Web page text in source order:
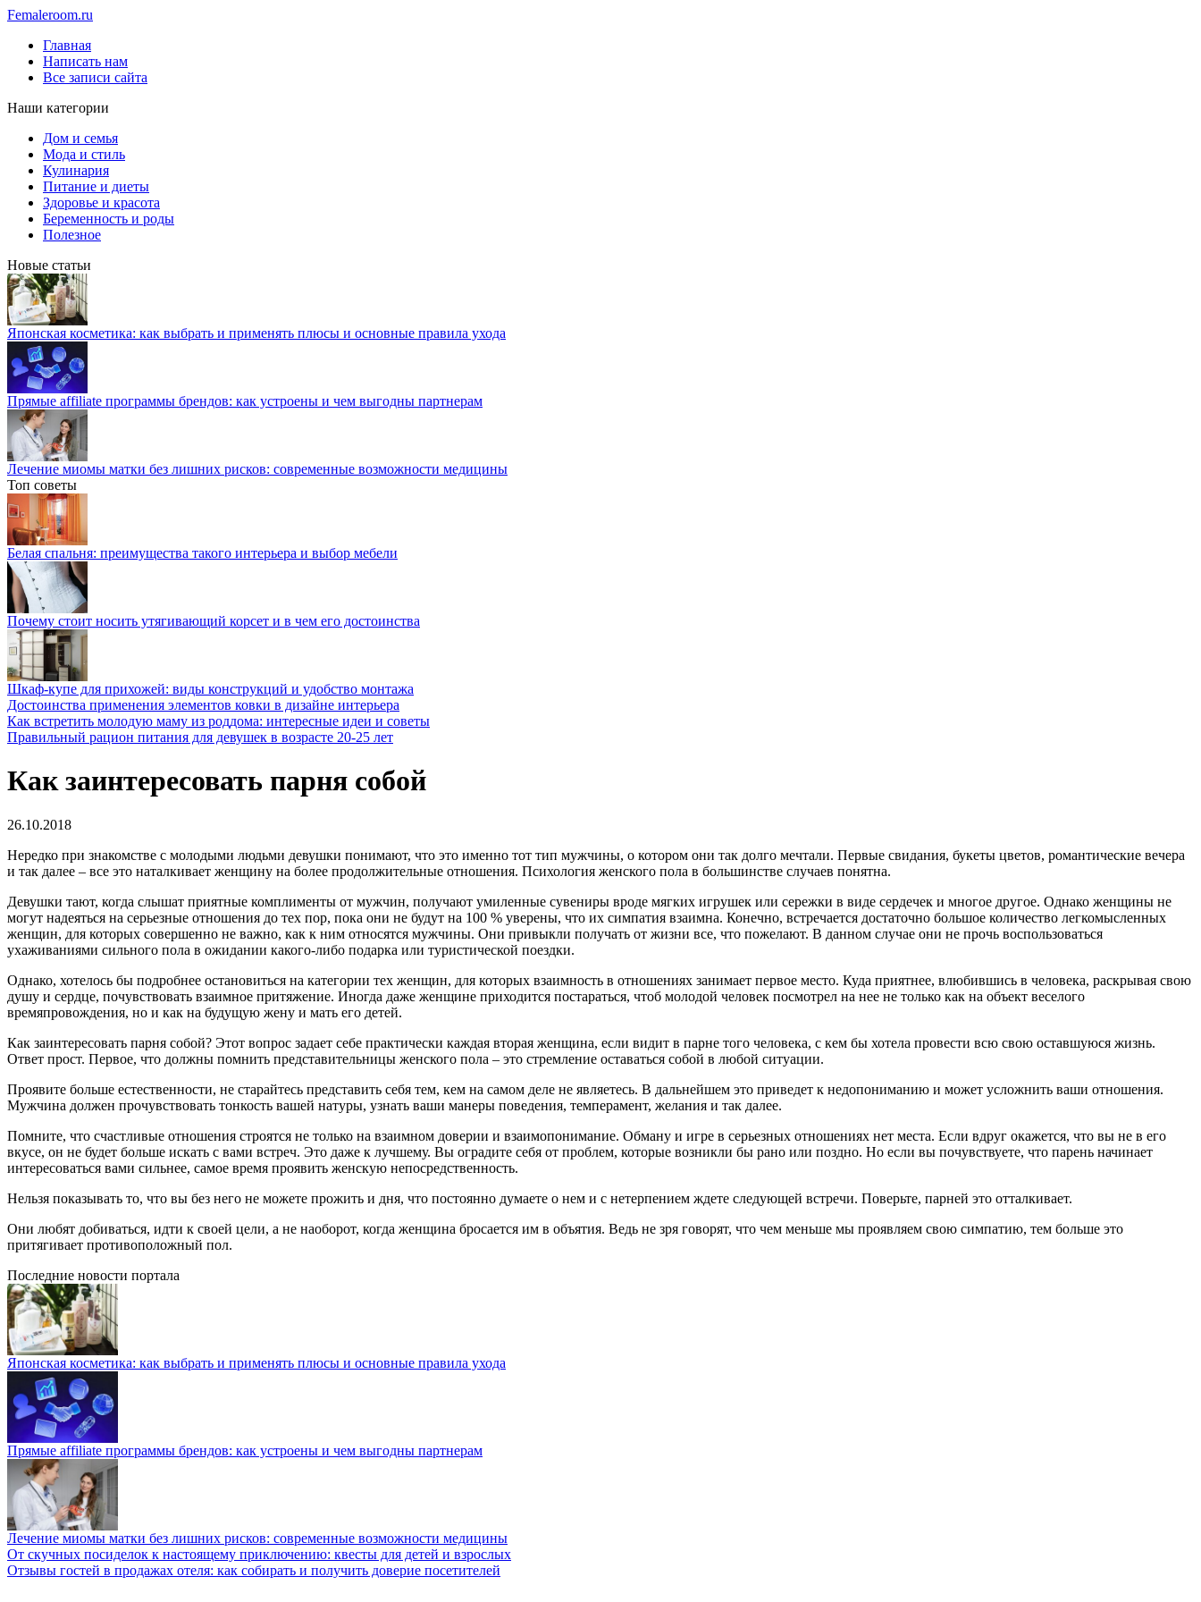
Femaleroom.ru
Главная
Написать нам
Все записи сайта
Наши категории
Дом и семья
Мода и стиль
Кулинария
Питание и диеты
Здоровье и красота
Беременность и роды
Полезное
Новые статьи
Японская косметика: как выбрать и применять плюсы и основные правила ухода
Прямые affiliate программы брендов: как устроены и чем выгодны партнерам
Лечение миомы матки без лишних рисков: современные возможности медицины
Топ советы
Белая спальня: преимущества такого интерьера и выбор мебели
Почему стоит носить утягивающий корсет и в чем его достоинства
Шкаф-купе для прихожей: виды конструкций и удобство монтажа
Достоинства применения элементов ковки в дизайне интерьера
Как встретить молодую маму из роддома: интересные идеи и советы
Правильный рацион питания для девушек в возрасте 20-25 лет
Как заинтересовать парня собой
26.10.2018
Нередко при знакомстве с молодыми людьми девушки понимают, что это именно тот тип мужчины, о котором они так долго мечтали. Первые свидания, букеты цветов, романтические вечера
и так далее – все это наталкивает женщину на более продолжительные отношения. Психология женского пола в большинстве случаев понятна.
Девушки тают, когда слышат приятные комплименты от мужчин, получают умиленные сувениры вроде мягких игрушек или сережки в виде сердечек и многое другое. Однако женщины не
могут надеяться на серьезные отношения до тех пор, пока они не будут на 100 % уверены, что их симпатия взаимна. Конечно, встречается достаточно большое количество легкомысленных
женщин, для которых совершенно не важно, как к ним относятся мужчины. Они привыкли получать от жизни все, что пожелают. В данном случае они не прочь воспользоваться
ухаживаниями сильного пола в ожидании какого-либо подарка или туристической поездки.
Однако, хотелось бы подробнее остановиться на категории тех женщин, для которых взаимность в отношениях занимает первое место. Куда приятнее, влюбившись в человека, раскрывая свою
душу и сердце, почувствовать взаимное притяжение. Иногда даже женщине приходится постараться, чтоб молодой человек посмотрел на нее не только как на объект веселого
времяпровождения, но и как на будущую жену и мать его детей.
Как заинтересовать парня собой? Этот вопрос задает себе практически каждая вторая женщина, если видит в парне того человека, с кем бы хотела провести всю свою оставшуюся жизнь.
Ответ прост. Первое, что должны помнить представительницы женского пола – это стремление оставаться собой в любой ситуации.
Проявите больше естественности, не старайтесь представить себя тем, кем на самом деле не являетесь. В дальнейшем это приведет к недопониманию и может усложнить ваши отношения.
Мужчина должен прочувствовать тонкость вашей натуры, узнать ваши манеры поведения, темперамент, желания и так далее.
Помните, что счастливые отношения строятся не только на взаимном доверии и взаимопонимание. Обману и игре в серьезных отношениях нет места. Если вдруг окажется, что вы не в его
вкусе, он не будет больше искать с вами встреч. Это даже к лучшему. Вы оградите себя от проблем, которые возникли бы рано или поздно. Но если вы почувствуете, что парень начинает
интересоваться вами сильнее, самое время проявить женскую непосредственность.
Нельзя показывать то, что вы без него не можете прожить и дня, что постоянно думаете о нем и с нетерпением ждете следующей встречи. Поверьте, парней это отталкивает.
Они любят добиваться, идти к своей цели, а не наоборот, когда женщина бросается им в объятия. Ведь не зря говорят, что чем меньше мы проявляем свою симпатию, тем больше это
притягивает противоположный пол.
Последние новости портала
Японская косметика: как выбрать и применять плюсы и основные правила ухода
Прямые affiliate программы брендов: как устроены и чем выгодны партнерам
Лечение миомы матки без лишних рисков: современные возможности медицины
От скучных посиделок к настоящему приключению: квесты для детей и взрослых
Отзывы гостей в продажах отеля: как собирать и получить доверие посетителей